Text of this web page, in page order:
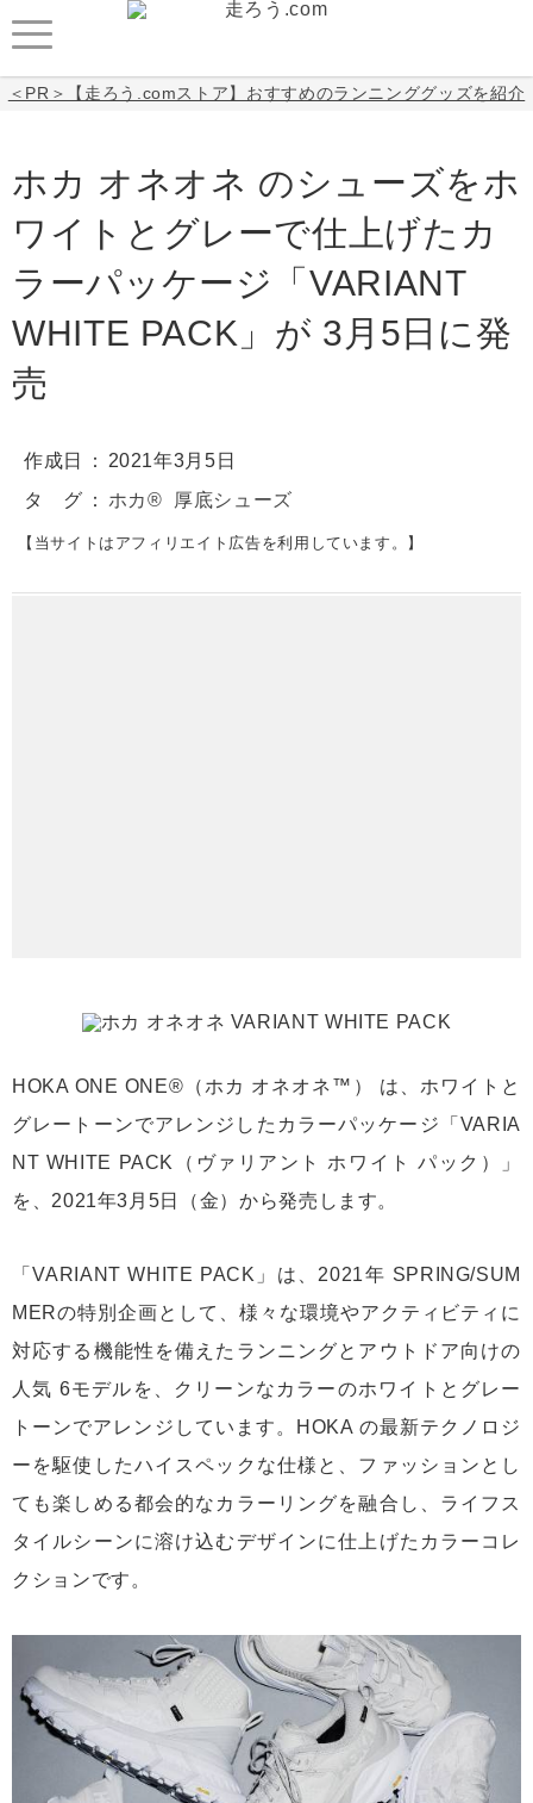
＜PR＞【走ろう.comストア】おすすめのランニンググッズを紹介
ホカ オネオネ のシューズをホ
ワイトとグレーで仕上げたカ
ラーパッケージ「VARIANT
WHITE PACK」が 3月5日に発
売
作成日
2021年3月5日
タ グ
ホカ® 厚底シューズ
【当サイトはアフィリエイト広告を利用しています。】
HOKA ONE ONE®（ホカ オネオネ™） は、ホワイトと
グレートーンでアレンジしたカラーパッケージ「VARIA
NT WHITE PACK（ヴァリアント ホワイト パック）」
を、2021年3月5日（金）から発売します。
「VARIANT WHITE PACK」は、2021年 SPRING/SUM
MERの特別企画として、様々な環境やアクティビティに
対応する機能性を備えたランニングとアウトドア向けの
人気 6モデルを、クリーンなカラーのホワイトとグレー
トーンでアレンジしています。HOKA の最新テクノロジ
ーを駆使したハイスペックな仕様と、ファッションとし
ても楽しめる都会的なカラーリングを融合し、ライフス
タイルシーンに溶け込むデザインに仕上げたカラーコレ
クションです。